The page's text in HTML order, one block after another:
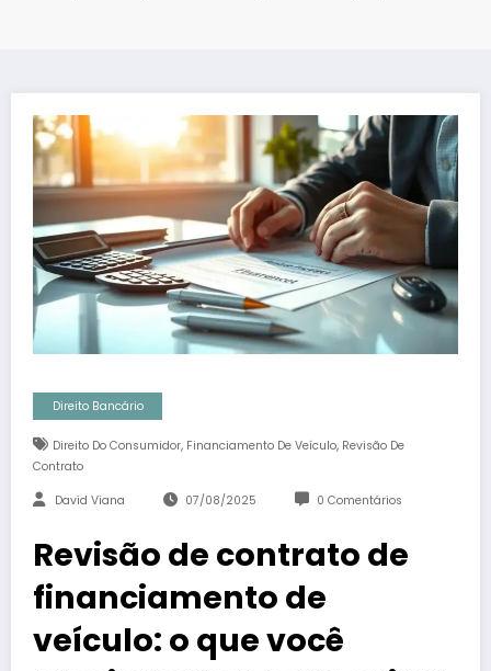
Direito Bancário
Direito Do Consumidor, Financiamento De Veículo, Revisão De
Contrato
David Viana 07/08/2025 0 Comentários
Revisão de contrato de
financiamento de
veículo: o que você